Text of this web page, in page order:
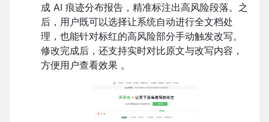
成 AI 痕迹分布报告，精准标注出高风险段落。之
后，用户既可以选择让系统自动进行全文档处
理，也能针对标红的高风险部分手动触发改写。
修改完成后，还支持实时对比原文与改写内容，
方便用户查看效果 。